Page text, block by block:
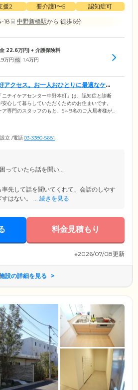
援2 要介護1〜5
認知症可
18
中野新橋駅から 徒歩6分
22.6万円) + 介護保険料
万円 他 1.4万円
アクセス。お一人おひとりに最適なケア
チイケアセンター中野本町」は、認知症と診断
心して暮らしていただくためのお住まいです。
ア専門のスタッフのもと、5～9名のご入居者様が
とりの個性をしっかりと把握。みなさまには食
いくことにより、さまざまな刺激をうけ、認知
立 /電話03-3380-5681
っていたら話を聞い...
先して話を聞いてくれて、会話のしやす
はない。 ... 続きを見る
料金見積もり
※2026/07/08更新
設の詳細を見る